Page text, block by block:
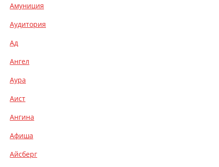
Амуниция
Аудитория
Ад
Ангел
Аура
Аист
Ангина
Афиша
Айсберг